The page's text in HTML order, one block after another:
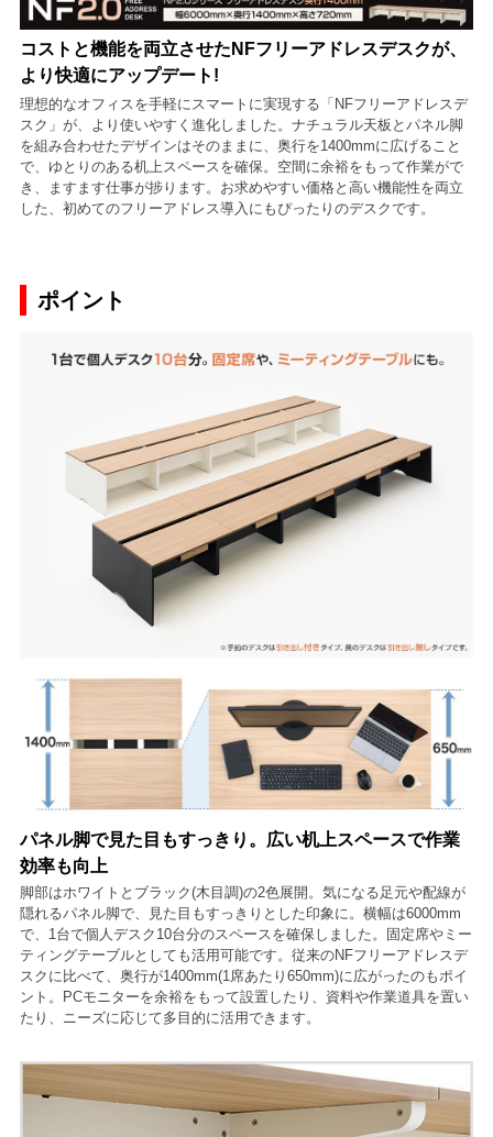
コストと機能を両立させたNFフリーアドレスデスクが、
より快適にアップデート!
理想的なオフィスを手軽にスマートに実現する「NFフリーアドレスデ
スク」が、より使いやすく進化しました。ナチュラル天板とパネル脚
を組み合わせたデザインはそのままに、奥行を1400mmに広げること
で、ゆとりのある机上スペースを確保。空間に余裕をもって作業がで
き、ますます仕事が捗ります。お求めやすい価格と高い機能性を両立
した、初めてのフリーアドレス導入にもぴったりのデスクです。
ポイント
パネル脚で見た目もすっきり。広い机上スペースで作業
効率も向上
脚部はホワイトとブラック(木目調)の2色展開。気になる足元や配線が
隠れるパネル脚で、見た目もすっきりとした印象に。横幅は6000mm
で、1台で個人デスク10台分のスペースを確保しました。固定席やミー
ティングテーブルとしても活用可能です。従来のNFフリーアドレスデ
スクに比べて、奥行が1400mm(1席あたり650mm)に広がったのもポイ
ント。PCモニターを余裕をもって設置したり、資料や作業道具を置い
たり、ニーズに応じて多目的に活用できます。